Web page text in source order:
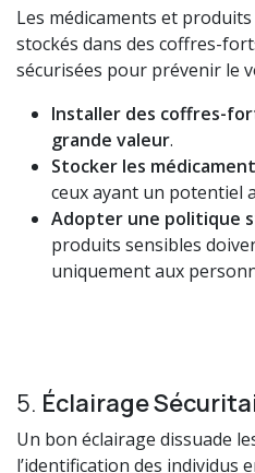
Les médicaments et
stockés dans des coffres-
sécurisées pour prévenir le
Installer des coffres-
grande valeur.
Stocker les
ceux ayant un potentiel
Adopter une politique
produits sensibles
uniquement aux
5. Éclairage
Un bon éclairage dissuade
l’identification des individus